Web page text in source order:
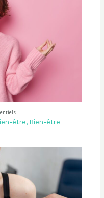
être, Bien-être